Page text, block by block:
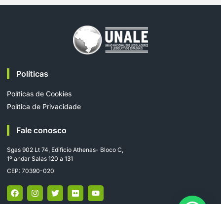
Políticas
Políticas de Cookies
Política de Privacidade
Fale conosco
Sgas 902 Lt 74, Edifício Athenas- Bloco C,
1º andar Salas 120 a 131
CEP: 70390-020